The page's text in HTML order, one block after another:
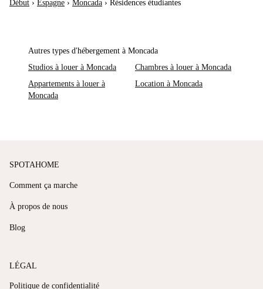
Début › Espagne › Moncada › Résidences étudiantes
Autres types d'hébergement à Moncada
Studios à louer à Moncada
Chambres à louer à Moncada
Appartements à louer à
Moncada
Location à Moncada
SPOTAHOME
Comment ça marche
À propos de nous
Blog
LÉGAL
Politique de confidentialité